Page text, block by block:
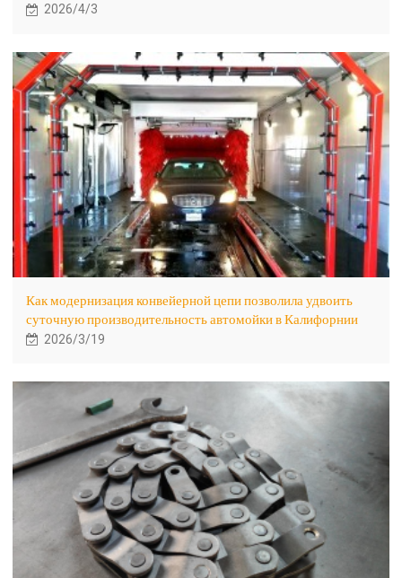
2026/4/3
Как модернизация конвейерной цепи позволила удвоить
суточную производительность автомойки в Калифорнии
2026/3/19